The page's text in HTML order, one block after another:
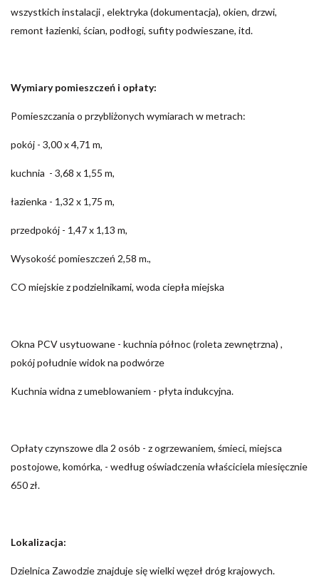
wszystkich instalacji , elektryka (dokumentacja), okien, drzwi,
remont łazienki, ścian, podłogi, sufity podwieszane, itd.
Wymiary pomieszczeń i opłaty:
Pomieszczania o przybliżonych wymiarach w metrach:
pokój - 3,00 x 4,71 m,
kuchnia - 3,68 x 1,55 m,
łazienka - 1,32 x 1,75 m,
przedpokój - 1,47 x 1,13 m,
Wysokość pomieszczeń 2,58 m.,
CO miejskie z podzielnikami, woda ciepła miejska
Okna PCV usytuowane - kuchnia północ (roleta zewnętrzna) ,
pokój południe widok na podwórze
Kuchnia widna z umeblowaniem - płyta indukcyjna.
Opłaty czynszowe dla 2 osób - z ogrzewaniem, śmieci, miejsca
postojowe, komórka, - według oświadczenia właściciela miesięcznie
650 zł.
Lokalizacja:
Dzielnica Zawodzie znajduje się wielki węzeł dróg krajowych.